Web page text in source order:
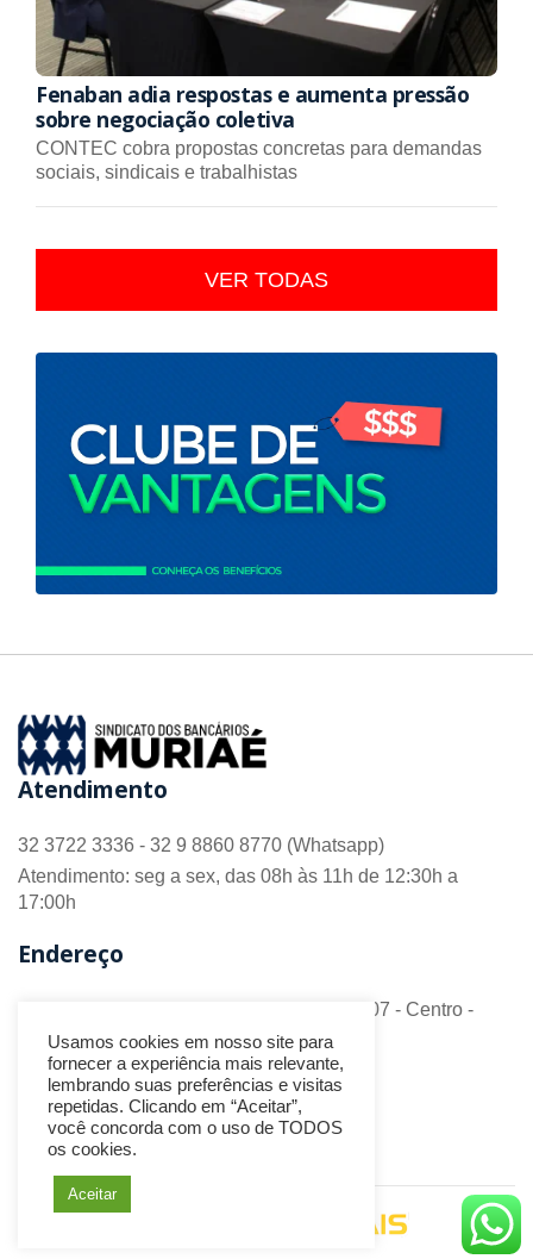
Fenaban adia respostas e aumenta pressão
sobre negociação coletiva
CONTEC cobra propostas concretas para demandas
sociais, sindicais e trabalhistas
VER TODAS
Atendimento
32 3722 3336 - 32 9 8860 8770 (Whatsapp)
Atendimento: seg a sex, das 08h às 11h de 12:30h a
17:00h
Endereço
R. Barão do Monte Alto nº 70 - Sala 306/307 - Centro -
CEP 36.880-018 - Muriaé/MG
Redes Sociais
Usamos cookies em nosso site para
fornecer a experiência mais relevante,
lembrando suas preferências e visitas
repetidas. Clicando em “Aceitar”,
você concorda com o uso de TODOS
os cookies.
Aceitar